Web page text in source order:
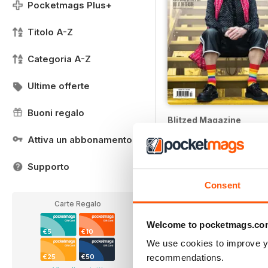
Consent
Welcome to
We use cookies to improve
recommendations.
Pocketmags Plus+
Titolo A-Z
Categoria A-Z
Ultime offerte
Buoni regalo
Attiva un abbonamento
Supporto
Carte Regalo
€5 €10
€25 €50
Blitzed Magazine
12 months per
€29.94 Risparmiare